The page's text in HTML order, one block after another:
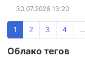
30.07.2026 13:20
1 2 3 4 ...
Облако тегов